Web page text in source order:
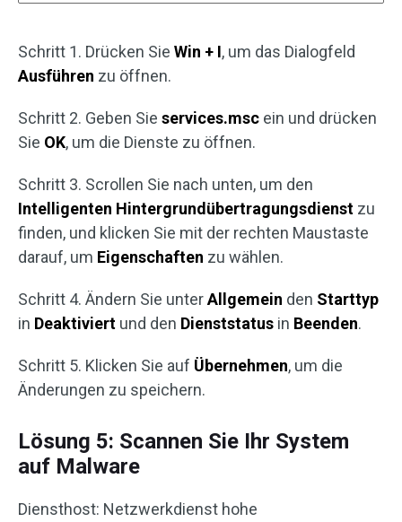
Schritt 1. Drücken Sie Win + I, um das Dialogfeld
Ausführen zu öffnen.
Schritt 2. Geben Sie services.msc ein und drücken
Sie OK, um die Dienste zu öffnen.
Schritt 3. Scrollen Sie nach unten, um den
Intelligenten Hintergrundübertragungsdienst zu
finden, und klicken Sie mit der rechten Maustaste
darauf, um Eigenschaften zu wählen.
Schritt 4. Ändern Sie unterAllgemein den Starttyp
in Deaktiviert und den Dienststatus in Beenden.
Schritt 5. Klicken Sie auf Übernehmen, um die
Änderungen zu speichern.
Lösung 5: Scannen Sie Ihr System
auf Malware
Diensthost: Netzwerkdienst hohe